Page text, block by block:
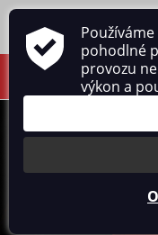
pohodlné
provozu
výkon a